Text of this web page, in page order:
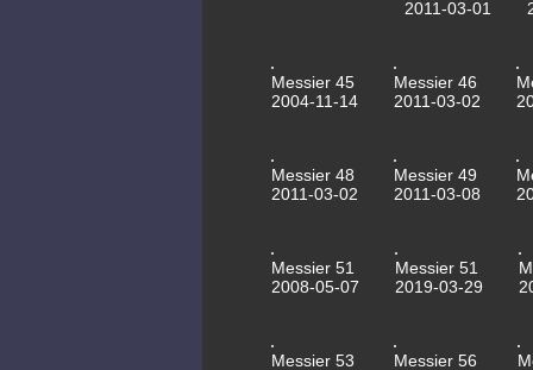
2011-03-01
Messier 45
2004-11-14
Messier 46
2011-03-02
Messier 48
2011-03-02
Messier 49
2011-03-08
Messier 51
2008-05-07
Messier 51
2019-03-29
Messier 53
Messier 56